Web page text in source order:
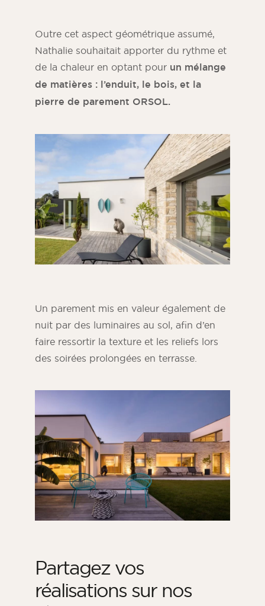
Outre cet aspect géométrique assumé,
Nathalie souhaitait apporter du rythme et
de la chaleur en optant pour un mélange
de matières : l’enduit, le bois, et la
pierre de parement ORSOL.
Un parement mis en valeur également de
nuit par des luminaires au sol, afin d’en
faire ressortir la texture et les reliefs lors
des soirées prolongées en terrasse.
Partagez vos
réalisations sur nos